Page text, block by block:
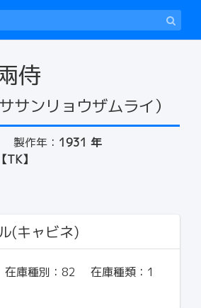
侍
サンリョウザムライ）
製作年： 1931 年
TK】
(キャビネ)
在庫種別： 82 在庫種類： 1